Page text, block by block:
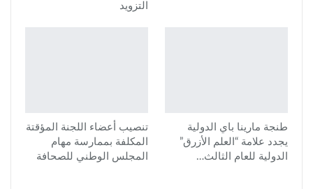
التزويد
تنصيب أعضاء اللجنة المؤقتة
المكلفة بممارسة مهام
المجلس الوطني للصحافة
طنجة مارينا باي الدولية
يجدد علامة “العلم الأزرق”
الدولية للعام الثالث…